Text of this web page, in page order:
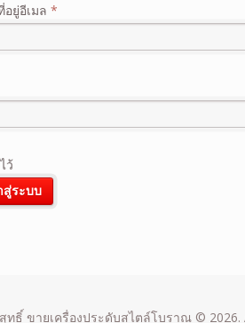
อยู่อีเมล*
ว้
สู่ระบบ
ธิ์ ขายเครื่องประดับสไตล์โบราณ © 2026.